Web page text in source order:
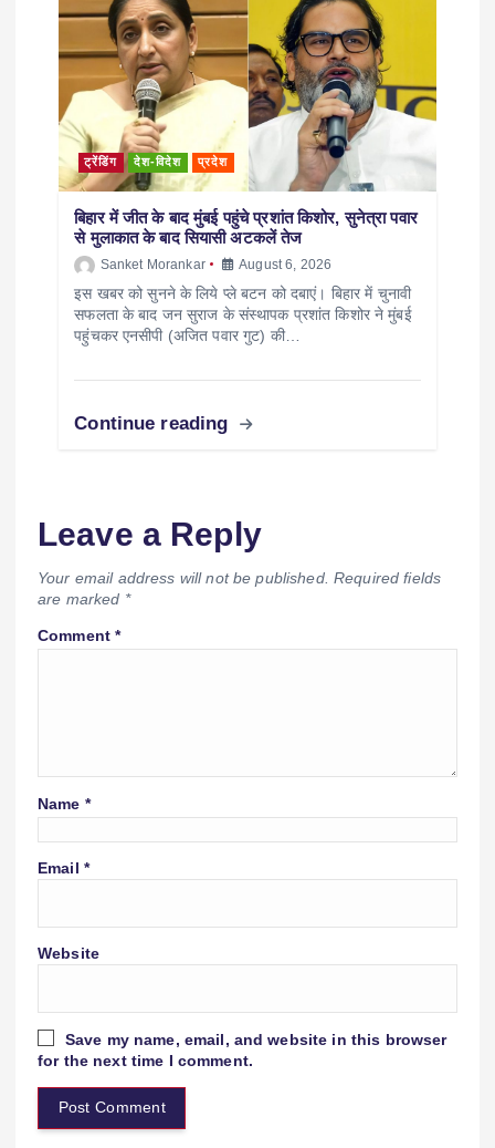
ट्रेंडिंग देश-विदेश प्रदेश
बिहार में जीत के बाद मुंबई पहुंचे प्रशांत किशोर, सुनेत्रा पवार
से मुलाकात के बाद सियासी अटकलें तेज
Sanket Morankar August 6, 2026
इस खबर को सुनने के लिये प्ले बटन को दबाएं। बिहार में चुनावी
सफलता के बाद जन सुराज के संस्थापक प्रशांत किशोर ने मुंबई
पहुंचकर एनसीपी (अजित पवार गुट) की…
Continue reading
Leave a Reply
Your email address will not be published. Required fields
are marked *
Comment*
Name *
Email *
Website
Save my name, email, and website in this browser
for the next time I comment.